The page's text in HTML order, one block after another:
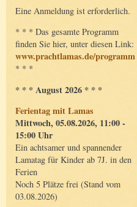
Eine Anmeldung ist erforderlich.
* * * Das gesamte Programm
finden Sie hier, unter diesen Link:
www.prachtlamas.de/programm
* * *
* * * August 2026 * * *
Ferientag mit Lamas
Mittwoch, 05.08.2026, 11:00 -
15:00 Uhr
Ein achtsamer und spannender
Lamatag für Kinder ab 7J. in den
Ferien
Noch 5 Plätze frei (Stand vom
03.08.2026)